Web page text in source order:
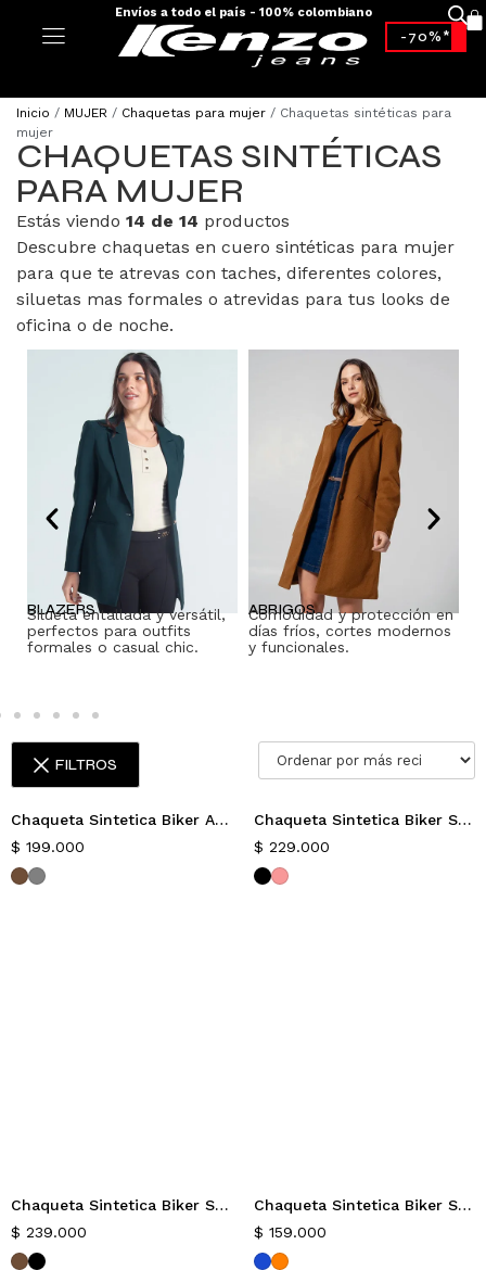
Envíos a todo el país - 100% colombiano
-70%*
Inicio / MUJER / Chaquetas para mujer / Chaquetas sintéticas para
mujer
CHAQUETAS SINTÉTICAS
PARA MUJER
Estás viendo 14 de 14 productos
Descubre chaquetas en cuero sintéticas para mujer
para que te atrevas con taches, diferentes colores,
siluetas mas formales o atrevidas para tus looks de
oficina o de noche.
BLAZERS
Silueta entallada y versátil,
perfectos para outfits
formales o casual chic.
ABRIGOS
Comodidad y protección en
días fríos, cortes modernos
y funcionales.
FILTROS
Nuevo
Chaqueta Sintetica Biker Ambared
$ 199.000
Nuevo
Chaqueta Sintetica Biker Slim Suecia
$ 229.000
Nuevo
Chaqueta Sintetica Biker Slim Rails
$ 239.000
Nuevo
Chaqueta Sintetica Biker Slim Marant
$ 159.000